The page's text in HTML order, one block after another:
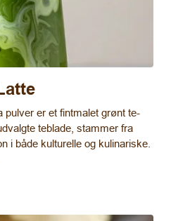
pulver er et fintmalet grønt te-
teblade, stammer fra
i både kulturelle og kulinariske.